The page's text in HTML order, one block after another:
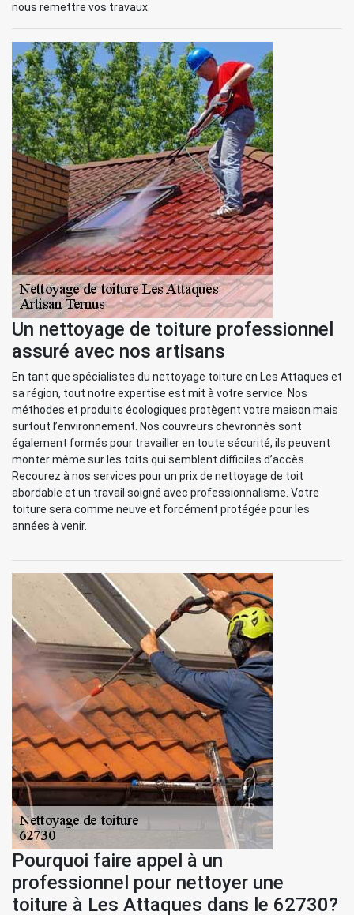
nous remettre vos travaux.
Un nettoyage de toiture professionnel
assuré avec nos artisans
En tant que spécialistes du nettoyage toiture en Les Attaques et
sa région, tout notre expertise est mit à votre service. Nos
méthodes et produits écologiques protègent votre maison mais
surtout l’environnement. Nos couvreurs chevronnés sont
également formés pour travailler en toute sécurité, ils peuvent
monter même sur les toits qui semblent difficiles d’accès.
Recourez à nos services pour un prix de nettoyage de toit
abordable et un travail soigné avec professionnalisme. Votre
toiture sera comme neuve et forcément protégée pour les
années à venir.
Pourquoi faire appel à un
professionnel pour nettoyer une
toiture à Les Attaques dans le 62730?